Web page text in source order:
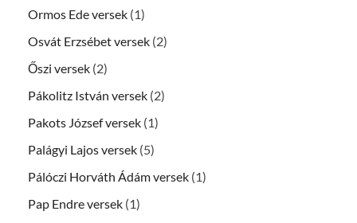
Ormos Ede versek (1)
Osvát Erzsébet versek (2)
Őszi versek (2)
Pákolitz István versek (2)
Pakots József versek (1)
Palágyi Lajos versek (5)
Pálóczi Horváth Ádám versek (1)
Pap Endre versek (1)